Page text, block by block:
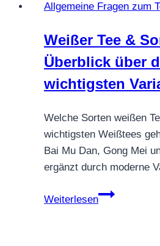
Allgemeine Fragen zum
Weißer Tee &
Überblick über
wichtigsten
Welche Sorten weißen
wichtigsten Weißtees
Bai Mu Dan, Gong Mei
ergänzt durch moderne
Weiterlesen
Weißer